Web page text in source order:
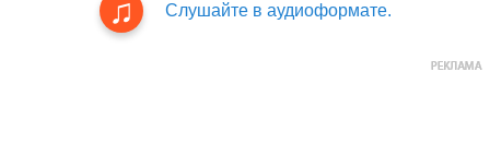
Слушайте в аудиоформате.